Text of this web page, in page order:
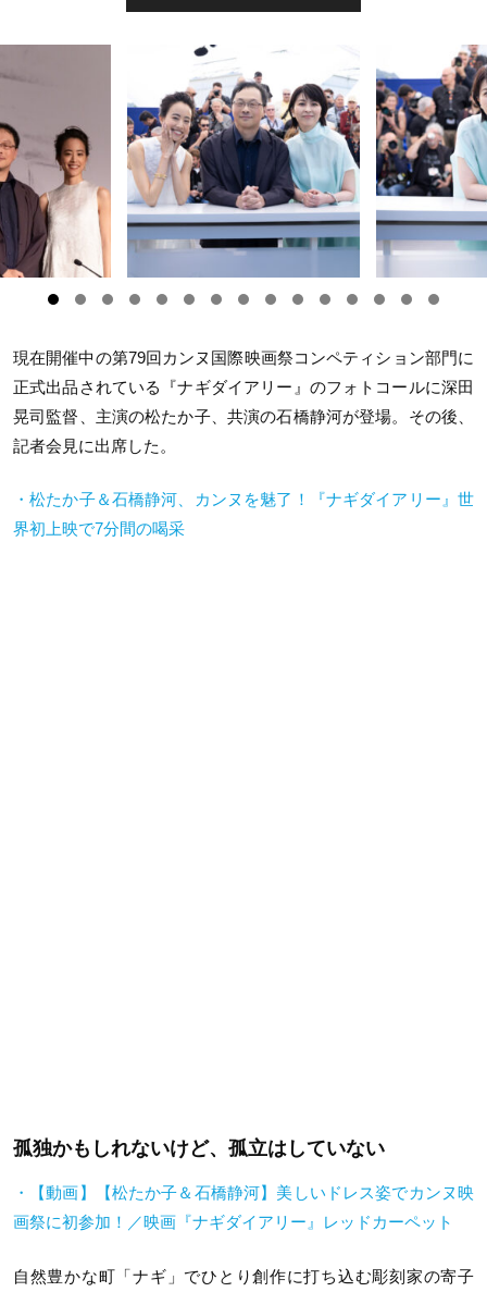
現在開催中の第79回カンヌ国際映画祭コンペティション部門に
正式出品されている『ナギダイアリー』のフォトコールに深田
晃司監督、主演の松たか子、共演の石橋静河が登場。その後、
記者会見に出席した。
・松たか子＆石橋静河、カンヌを魅了！『ナギダイアリー』世
界初上映で7分間の喝采
孤独かもしれないけど、孤立はしていない
・【動画】【松たか子＆石橋静河】美しいドレス姿でカンヌ映
画祭に初参加！／映画『ナギダイアリー』レッドカーペット
自然豊かな町「ナギ」でひとり創作に打ち込む彫刻家の寄子